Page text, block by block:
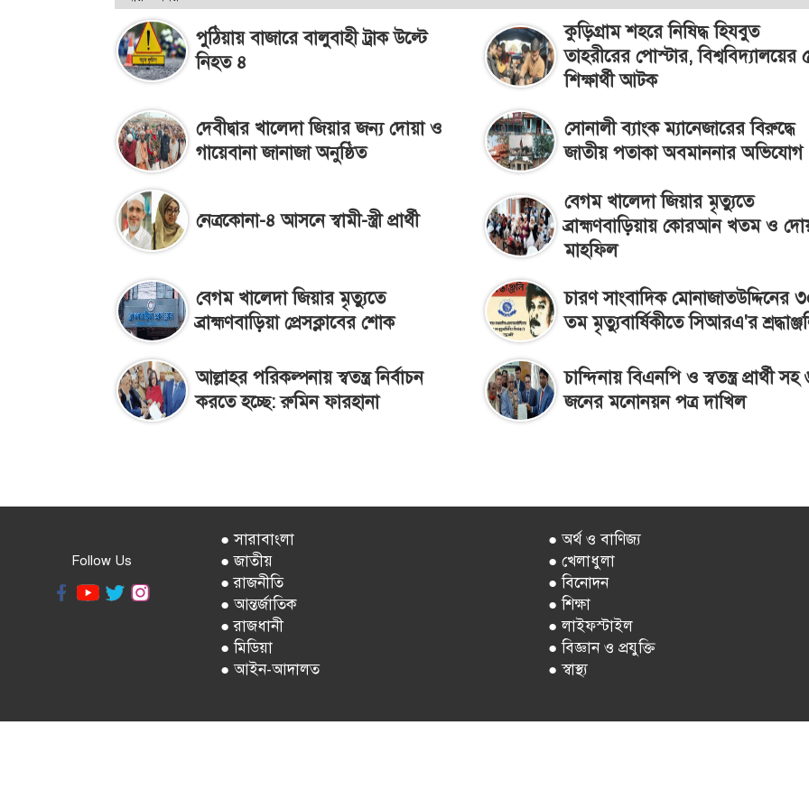
পুঠিয়ায় বাজারে বালুবাহী ট্রাক উল্টে
নিহত ৪
কুড়িগ্রাম শহরে নিষিদ্ধ হিযবুত
তাহরীরের পোস্টার, বিশ্ববিদ্যালয়ের
শিক্ষার্থী আটক
দেবীদ্বার খালেদা জিয়ার জন্য দোয়া ও
গায়েবানা জানাজা অনুষ্ঠিত
সোনালী ব্যাংক ম্যানেজারের বিরুদ্ধে
জাতীয় পতাকা অবমাননার অভিযোগ
নেত্রকোনা-৪ আসনে স্বামী-স্ত্রী প্রার্থী
বেগম খালেদা জিয়ার মৃত্যুতে
ব্রাহ্মণবাড়িয়ায় কোরআন খতম ও
মাহফিল
বেগম খালেদা জিয়ার মৃত্যুতে
ব্রাহ্মণবাড়িয়া প্রেসক্লাবের শোক
চারণ সাংবাদিক মোনাজাতউদ্দিনের
তম মৃত্যুবার্ষিকীতে সিআরএ'র
আল্লাহর পরিকল্পনায় স্বতন্ত্র নির্বাচন
করতে হচ্ছে: রুমিন ফারহানা
চান্দিনায় বিএনপি ও স্বতন্ত্র প্রার্থী সহ
জনের মনোনয়ন পত্র দাখিল
Follow Us
● সারাবাংলা
● জাতীয়
● রাজনীতি
● আন্তর্জাতিক
● রাজধানী
● মিডিয়া
● আইন-আদালত
● অর্থ ও বাণিজ্য
● খেলাধুলা
● বিনোদন
● শিক্ষা
● লাইফস্টাইল
● বিজ্ঞান ও প্রযুক্তি
● স্বাস্থ্য